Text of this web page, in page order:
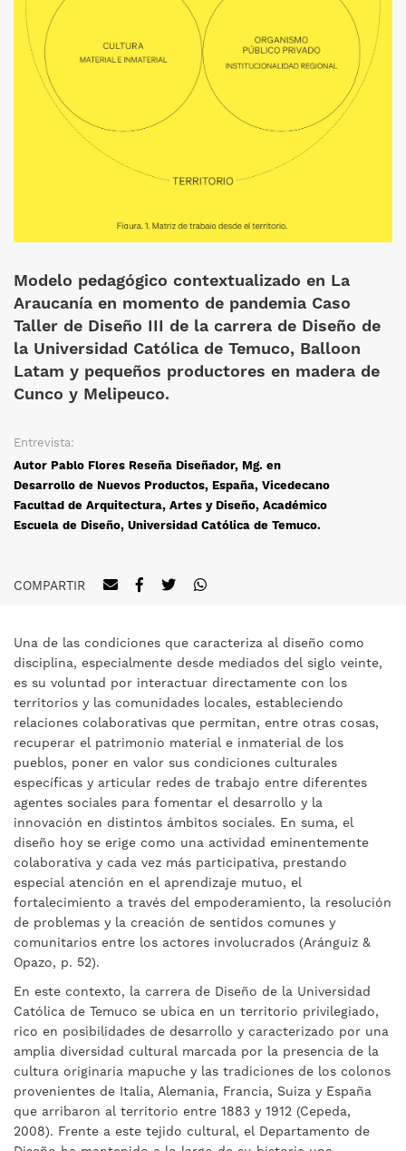
Modelo pedagógico contextualizado en La
Araucanía en momento de pandemia Caso
Taller de Diseño III de la carrera de Diseño de
la Universidad Católica de Temuco, Balloon
Latam y pequeños productores en madera de
Cunco y Melipeuco.
Entrevista:
Autor Pablo Flores Reseña Diseñador, Mg. en
Desarrollo de Nuevos Productos, España, Vicedecano
Facultad de Arquitectura, Artes y Diseño, Académico
Escuela de Diseño, Universidad Católica de Temuco.
COMPARTIR
Una de las condiciones que caracteriza al diseño como
disciplina, especialmente desde mediados del siglo veinte,
es su voluntad por interactuar directamente con los
territorios y las comunidades locales, estableciendo
relaciones colaborativas que permitan, entre otras cosas,
recuperar el patrimonio material e inmaterial de los
pueblos, poner en valor sus condiciones culturales
específicas y articular redes de trabajo entre diferentes
agentes sociales para fomentar el desarrollo y la
innovación en distintos ámbitos sociales. En suma, el
diseño hoy se erige como una actividad eminentemente
colaborativa y cada vez más participativa, prestando
especial atención en el aprendizaje mutuo, el
fortalecimiento a través del empoderamiento, la resolución
de problemas y la creación de sentidos comunes y
comunitarios entre los actores involucrados (Aránguiz &
Opazo, p. 52).
En este contexto, la carrera de Diseño de la Universidad
Católica de Temuco se ubica en un territorio privilegiado,
rico en posibilidades de desarrollo y caracterizado por una
amplia diversidad cultural marcada por la presencia de la
cultura originaria mapuche y las tradiciones de los colonos
provenientes de Italia, Alemania, Francia, Suiza y España
que arribaron al territorio entre 1883 y 1912 (Cepeda,
2008). Frente a este tejido cultural, el Departamento de